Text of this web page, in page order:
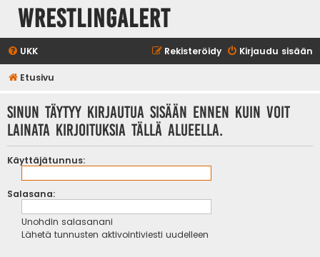
WrestlingAlert
UKK Kirjaudu sisään
Rekisteröidy
Etusivu
Sinun täytyy kirjautua sisään ennen kuin voit
lainata kirjoituksia tällä alueella.
Käyttäjätunnus:
Salasana:
Unohdin salasanani
Lähetä tunnusten aktivointiviesti uudelleen